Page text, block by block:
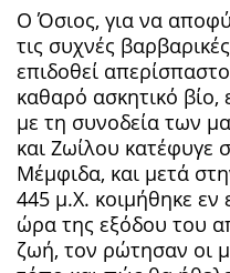
Ο Όσιος, για να
τις συχνές
επιδοθεί
καθαρό ασκητικό βίο,
με τη συνοδεία των
και Ζωίλου κατέφυγε
Μέμφιδα, και μετά
445 μ.Χ. κοιμήθηκε
ώρα της εξόδου του
ζωή, τον ρώτησαν οι